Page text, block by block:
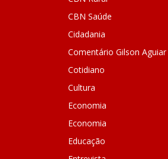
CBN Saúde
Cidadania
Comentário Gilson Aguiar
Cotidiano
Cultura
Economia
Economia
Educação